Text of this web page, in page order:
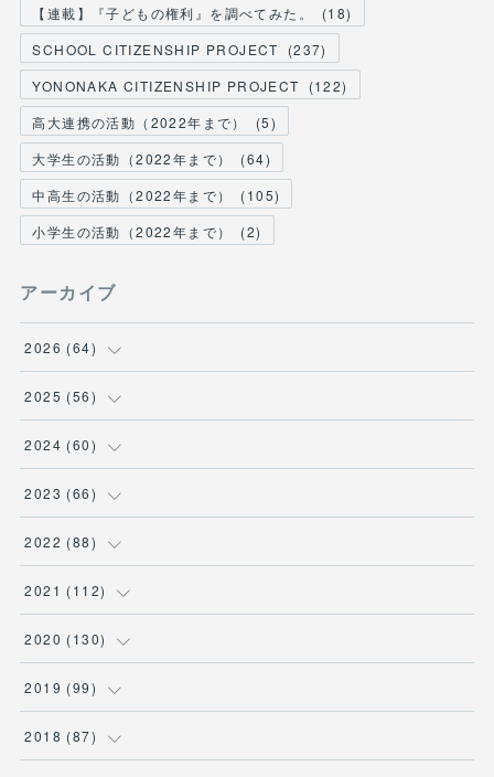
【連載】『子どもの権利』を調べてみた。
(18)
SCHOOL CITIZENSHIP PROJECT
(237)
YONONAKA CITIZENSHIP PROJECT
(122)
高大連携の活動（2022年まで）
(5)
大学生の活動（2022年まで）
(64)
中高生の活動（2022年まで）
(105)
小学生の活動（2022年まで）
(2)
アーカイブ
2026 (64)
(2)
(6)
(9)
( 11
2025 (56)
(1)
(2)
(1)
( 5 )
2024 (60)
(12
(13
( 12)
( 4 )
2023 (66)
(1)
( 5 )
(2)
( 4 )
2022 (88)
( 12)
(6)
(3)
(1)
2021 (112)
(7)
(4)
(15
2020 (130)
(23
(25
2019 (99)
(6)
2018 (87)